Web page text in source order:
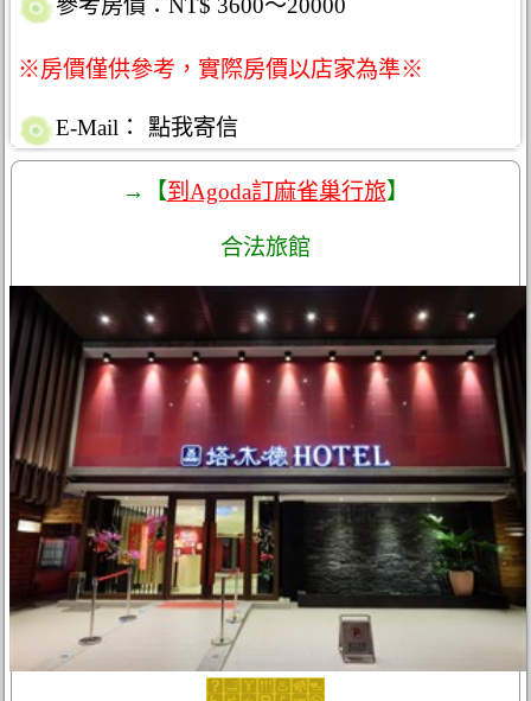
參考房價：NT$ 3600～20000
※房價僅供參考，實際房價以店家為準※
E-Mail： 點我寄信
→【到Agoda訂麻雀巢行旅】
合法旅館